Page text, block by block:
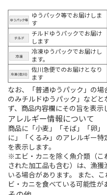
ゆうパック等でお届けしま
す
チルドゆうパックでお届け
します
冷凍ゆうパックでお届けし
ます。
佐川急便でのお届けとなり
ます
なお、「普通ゆうパック」の
のみチルドゆうパック」など
ず、商品内容欄にその旨を表示
アレルギー情報について
商品に「小麦」「そば」「卵
に」「くるみ」のアレルギー
を表示します。
※エビ・カニを除く魚介類（こ
された加工品も含む）は、漁
いる場合があります。 また、
ビ・カニを食べている可能性が